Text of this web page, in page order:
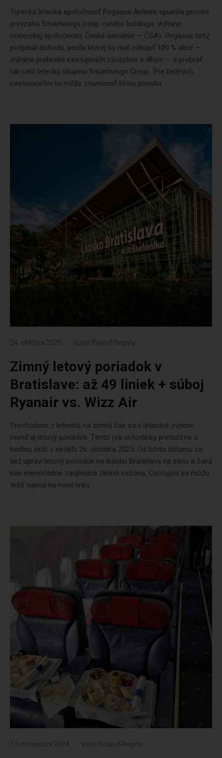
Turecká letecká spoločnosť Pegasus Airlines spustila proces
prevzatia Smartwings (resp. celého holdingu, vrátane
materskej spoločnosti České aerolinie — ČSA). Pegasus totiž
podpísal dohodu, podľa ktorej by mal odkúpiť 100 % akcií —
vrátane prebratia existujúcich záväzkov a dlhov — a prebrať
tak celú leteckú skupinu Smartwings Group. Pre bežných
cestovateľov to môže znamenať širšiu ponuku...
24. októbra 2025 autor Roland Regely
Zimný letový poriadok v
Bratislave: až 49 liniek + súboj
Ryanair vs. Wizz Air
Prechodom z letného na zimný čas sa v letectve zvykne
meniť aj letový poriadok. Tento rok si hodinky pretočíme o
hodinu skôr v nedeľu 26. októbra 2025. Od tohto dátumu sa
tiež upraví letový poriadok na letisku Bratislava na zimu a čaká
nás mimoriadne zaujímavá zimná sezóna. Cestujúci sa môžu
tešiť najmä na nové linky...
11. novembra 2024 autor Roland Regely